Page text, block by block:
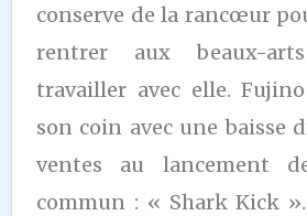
conserve de la rancœur
rentrer aux beaux-
travailler avec elle.
son coin avec une baisse
ventes au lancement
commun : « Shark Kick